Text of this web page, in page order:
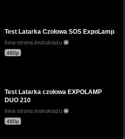
Test Latarka Czołowa SOS ExpoLamp
Inna strona instruktażu
480p
Test Latarka czołowa EXPOLAMP
DUO 210
Inna strona instruktażu
480p